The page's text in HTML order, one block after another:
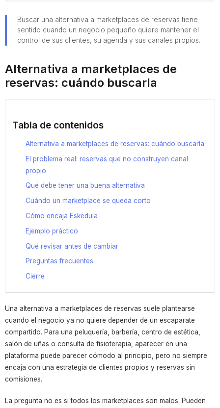
Buscar una alternativa a marketplaces de reservas tiene
sentido cuando un negocio pequeño quiere mantener el
control de sus clientes, su agenda y sus canales propios.
Alternativa a marketplaces de
reservas: cuándo buscarla
Tabla de contenidos
Alternativa a marketplaces de reservas: cuándo buscarla
El problema real: reservas que no construyen canal
propio
Qué debe tener una buena alternativa
Cuándo un marketplace se queda corto
Cómo encaja Eskedula
Ejemplo práctico
Qué revisar antes de cambiar
Preguntas frecuentes
Cierre
Una alternativa a marketplaces de reservas suele plantearse
cuando el negocio ya no quiere depender de un escaparate
compartido. Para una peluquería, barbería, centro de estética,
salón de uñas o consulta de fisioterapia, aparecer en una
plataforma puede parecer cómodo al principio, pero no siempre
encaja con una estrategia de clientes propios y reservas sin
comisiones.
La pregunta no es si todos los marketplaces son malos. Pueden